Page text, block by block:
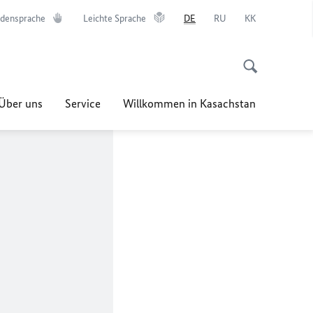
Leichte Sprache DE RU KK
uns Service Willkommen in Kasachstan